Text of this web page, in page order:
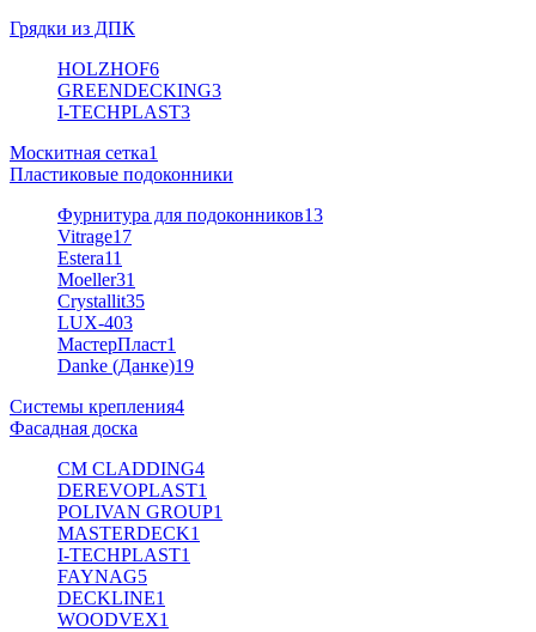
Грядки из ДПК
HOLZHOF6
GREENDECKING3
I-TECHPLAST3
Москитная сетка1
Пластиковые подоконники
Фурнитура для подоконников13
Vitrage17
Estera11
Moeller31
Crystallit35
LUX-403
МастерПласт1
Danke (Данке)19
Системы крепления4
Фасадная доска
CM CLADDING4
DEREVOPLAST1
POLIVAN GROUP1
MASTERDECK1
I-TECHPLAST1
FAYNAG5
DECKLINE1
WOODVEX1